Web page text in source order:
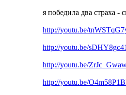
я победила два страха -
http://youtu.be/
http://youtu.be/
http://youtu.be/
http://youtu.be/